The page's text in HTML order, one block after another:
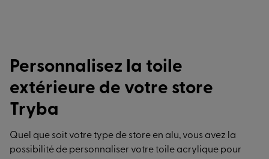
Personnalisez la toile
extérieure de votre store
Tryba
Quel que soit votre type de store en alu, vous avez la
possibilité de personnaliser votre toile acrylique pour